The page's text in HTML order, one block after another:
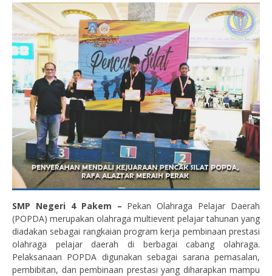
SMP Negeri 4 Pakem – Pekan Olahraga Pelajar Daerah
(POPDA) merupakan olahraga multievent pelajar tahunan yang
diadakan sebagai rangkaian program kerja pembinaan prestasi
olahraga pelajar daerah di berbagai cabang olahraga.
Pelaksanaan POPDA digunakan sebagai sarana pemasalan,
pembibitan, dan pembinaan prestasi yang diharapkan mampu